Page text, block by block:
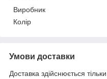
Виробник
Колір
Умови доставки
Доставка здійснюється